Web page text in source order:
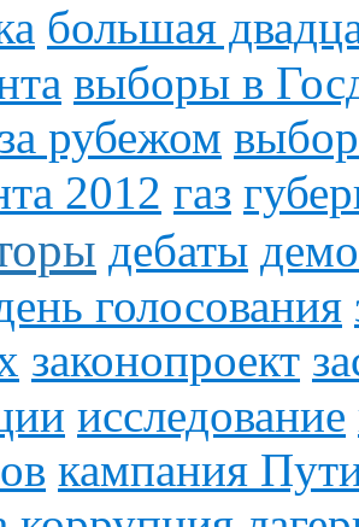
большая
выборы в
рубежом
2012 газ
дебаты
голосования
законопроект
исследование
кампания